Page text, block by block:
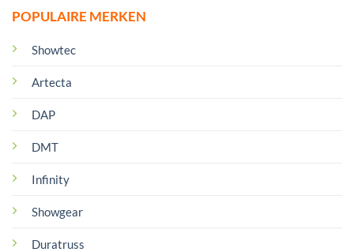
POPULAIRE MERKEN
Showtec
Artecta
DAP
DMT
Infinity
Showgear
Duratruss